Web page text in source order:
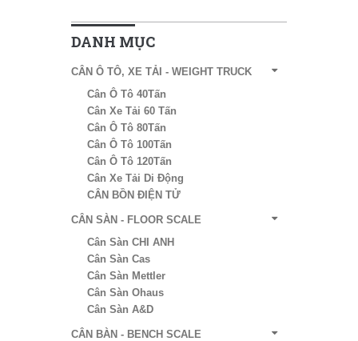
DANH MỤC
CÂN Ô TÔ, XE TẢI - WEIGHT TRUCK
Cân Ô Tô 40Tấn
Cân Xe Tải 60 Tấn
Cân Ô Tô 80Tấn
Cân Ô Tô 100Tấn
Cân Ô Tô 120Tấn
Cân Xe Tải Di Động
CÂN BỒN ĐIỆN TỬ
CÂN SÀN - FLOOR SCALE
Cân Sàn CHI ANH
Cân Sàn Cas
Cân Sàn Mettler
Cân Sàn Ohaus
Cân Sàn A&D
CÂN BÀN - BENCH SCALE